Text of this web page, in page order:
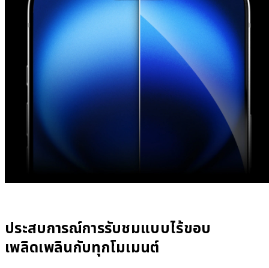
ประสบการณ์การรับชมแบบไร้ขอบ
เพลิดเพลินกับทุกโมเมนต์